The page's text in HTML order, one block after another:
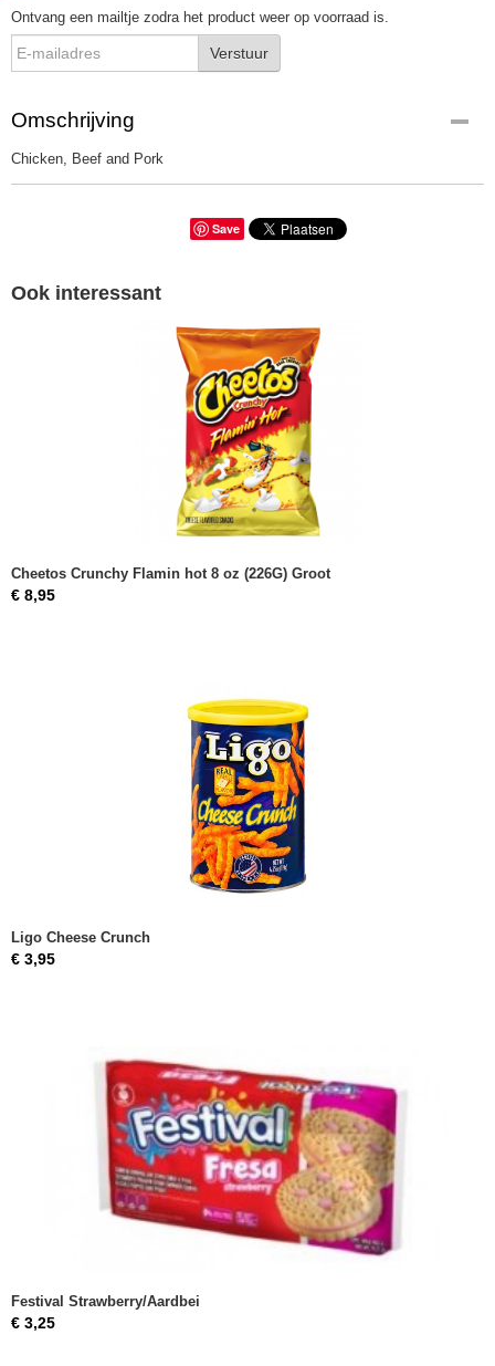
Ontvang een mailtje zodra het product weer op voorraad is.
Verstuur
Omschrijving
Chicken, Beef and Pork
Save
Ook interessant
Cheetos Crunchy Flamin hot 8 oz (226G) Groot
€ 8,95
Ligo Cheese Crunch
€ 3,95
Festival Strawberry/Aardbei
€ 3,25